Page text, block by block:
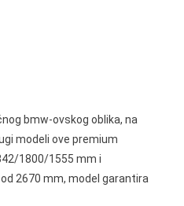
bmw-ovskog oblika, na
modeli ove premium
1800/1555 mm i
2670 mm, model garantira